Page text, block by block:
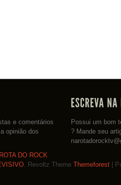
e comentários
opinião dos
Possui um bom
? Mande seu
DO ROCK
. Revoltz Theme Themeforest |